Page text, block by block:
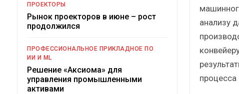
анализу
ПРОЕКТОРЫ
Рынок проекторов в июне – рост
продолжился
ПРОФЕССИОНАЛЬНОЕ ПРИКЛАДНОЕ ПО
ИИ И ML
Решение «Аксиома» для
управления промышленными
активами
Подкосят ли глобальные угрозы
российский рынок ИБП?